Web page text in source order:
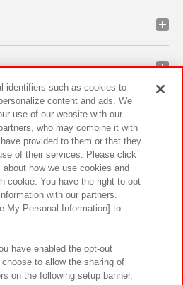
ナビリティ サイトポリシー
ウェブアクセシビリティ方針と検証結果
に
針 よくあるご質問・お問い合わせ
identifiers such as cookies to
content and ads. We
use of our website with our
who may combine it with
provided to them or that they
of their services. Please click
how we use cookies and
cookie. You have the right to opt
with our partners.
My Personal Information] to
have enabled the opt-out
to allow the sharing of
on the following setup banner,